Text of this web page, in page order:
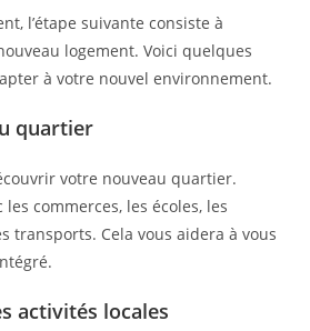
l’étape suivante consiste à
logement. Voici quelques
à votre nouvel environnement.
quartier
votre nouveau quartier.
commerces, les écoles, les
transports. Cela vous aidera à vous
activités locales